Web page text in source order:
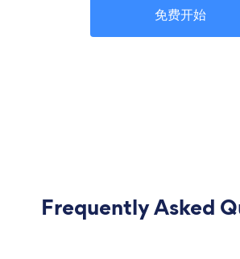
免费开始
Frequently Asked